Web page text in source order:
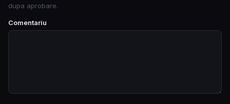
dupa aprobare.
Comentariu